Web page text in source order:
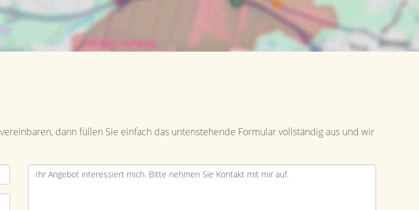
dann füllen Sie einfach das untenstehende Formular vollständig aus und wir